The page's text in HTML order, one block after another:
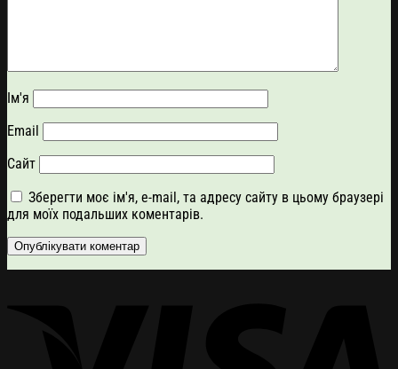
Ім'я
Email
Сайт
Зберегти моє ім'я, e-mail, та адресу сайту в цьому браузері
для моїх подальших коментарів.